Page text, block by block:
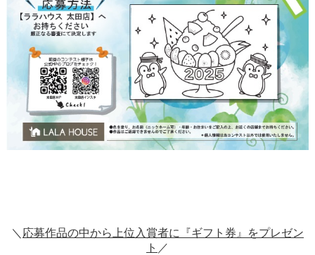
＼ 応募作品の中から上位入賞者に『ギフト券』をプレゼン
ト ／